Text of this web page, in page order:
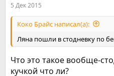
5 Дек 2015
Коко Брайс написал(а):
Ляна пошли в стодневку по
Что это такое вообще-
кучкой что ли?